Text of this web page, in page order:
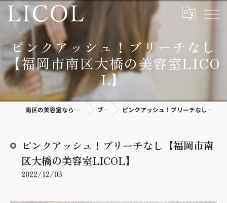
ピンクアッシュ！ブリーチなし
【福岡市南区大橋の美容室LICO
L】
南区の美容室なら上質空間があるLICOL ブログ ピンクアッシュ！ブリーチなし【福岡市南区大橋の美容室LICOL】
ピンクアッシュ！ブリーチなし【福岡市南
区大橋の美容室LICOL】
2022/12/03